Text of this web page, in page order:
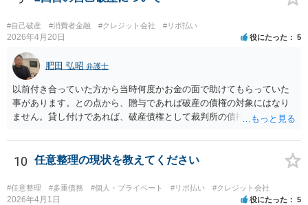
#自己破産 #消費者金融 #クレジット会社 #リボ払い
2026年4月20日 役にたった 5
肥田 弘昭 弁護士
以前付き合っていた方から当時何度かお金の面で助けてもらっていた
事があります。との点から、贈与であれば破産の債権の対象にはなり
ません。貸し付けであれば、破産債権として裁判所の債権者一覧表に
思います。生活保護を受給後法テラスを利用する流れになるかと思い
ます。ご参考にしてください。
10 任意整理の現状を教えてください
#任意整理 #多重債務 #個人・プライベート #リボ払い #クレジット会社
2026年4月1日 役にたった 5